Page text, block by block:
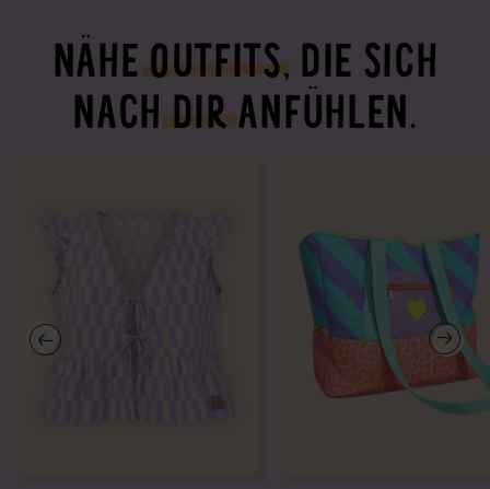
NÄHEOUTFITS, DIE SICH
NACHDIRANFÜHLEN.